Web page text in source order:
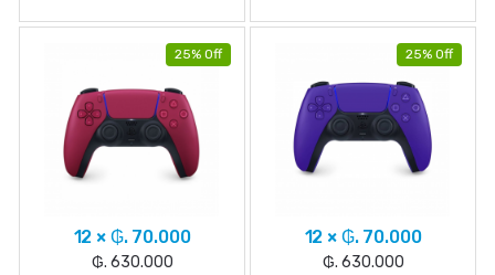
25% Off
12 × ₲. 70.000
₲. 630.000
25% Off
12 × ₲. 70.000
₲. 630.000